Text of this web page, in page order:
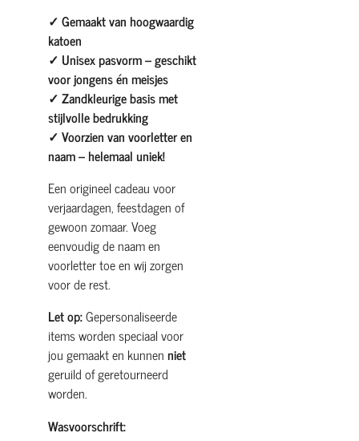
✓ Gemaakt van hoogwaardig
katoen
✓ Unisex pasvorm – geschikt
voor jongens én meisjes
✓ Zandkleurige basis met
stijlvolle bedrukking
✓ Voorzien van voorletter en
naam – helemaal uniek!
Een origineel cadeau voor
verjaardagen, feestdagen of
gewoon zomaar. Voeg
eenvoudig de naam en
voorletter toe en wij zorgen
voor de rest.
Let op:Gepersonaliseerde
items worden speciaal voor
jou gemaakt en kunnenniet
geruild of geretourneerd
worden.
Wasvoorschrift: